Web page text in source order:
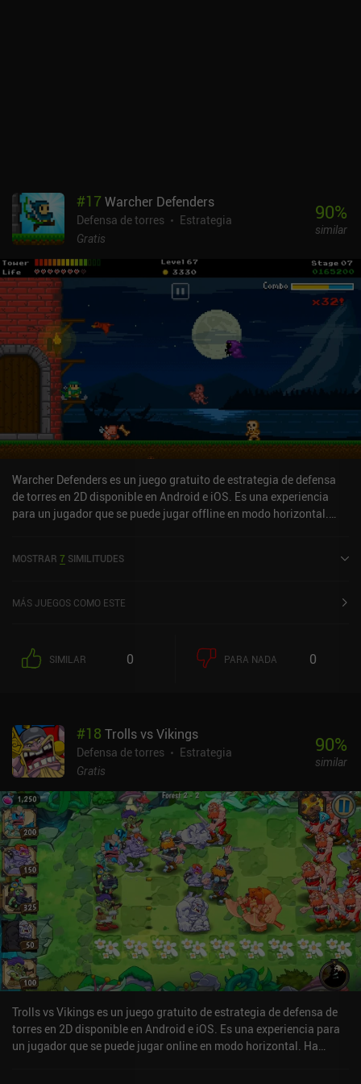
#17Warcher Defenders
Defensa de torres
Estrategia
Gratis
90%
similar
Warcher Defenders es un juego gratuito de estrategia de defensa
de torres en 2D disponible en Android e iOS. Es una experiencia
para un jugador que se puede jugar offline en modo horizontal.
en la App Store de iOS.
MOSTRAR 7 SIMILITUDES
MÁS JUEGOS COMO ESTE
SIMILAR 0 PARA NADA 0
#18 Trolls vs Vikings
Defensa de torres
Estrategia
Gratis
90%
similar
Trolls vs Vikings es un juego gratuito de estrategia de defensa de
torres en 2D disponible en Android e iOS. Es una experiencia para
un jugador que se puede jugar online en modo horizontal. Ha